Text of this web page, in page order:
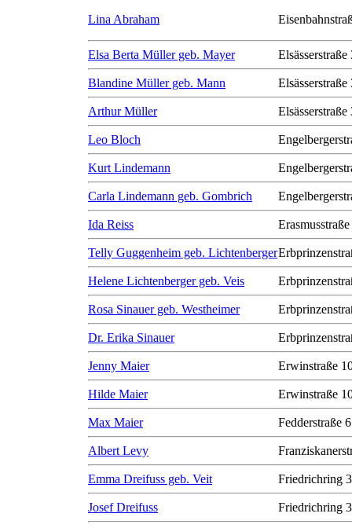
Lina Abraham
Elsa Berta Müller geb. Mayer Elsässerstraße
Blandine Müller geb. Mann Elsässerstraße
Arthur Müller Elsässerstraße
Leo Bloch
Kurt Lindemann
Carla Lindemann geb. Gombrich
Ida Reiss
Telly Guggenheim geb. Lichtenberger
Helene Lichtenberger geb. Veis
Rosa Sinauer geb. Westheimer
Dr. Erika Sinauer
Jenny Maier Erwinstraße
Hilde Maier Erwinstraße
Max Maier Fedderstraße 6
Albert Levy
Emma Dreifuss geb. Veit Friedrichring
Josef Dreifuss Friedrichring